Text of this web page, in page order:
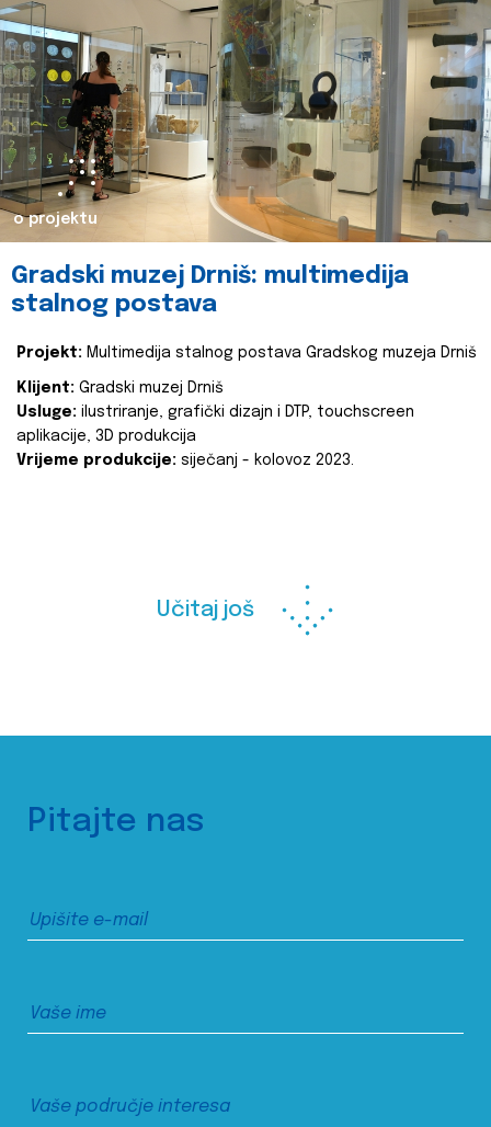
o projektu
Gradski muzej Drniš: multimedija
stalnog postava
Projekt: Multimedija stalnog postava Gradskog muzeja Drniš
Klijent: Gradski muzej Drniš
Usluge: ilustriranje, grafički dizajn i DTP, touchscreen
aplikacije, 3D produkcija
Vrijeme produkcije: siječanj - kolovoz 2023.
Učitaj još
Pitajte nas